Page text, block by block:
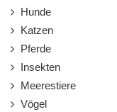
Hunde
Katzen
Pferde
Insekten
Meerestiere
Vögel